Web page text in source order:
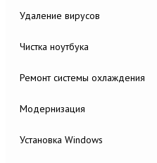
Удаление вирусов
Чистка ноутбука
Ремонт системы охлаждения
Модернизация
Установка Windows